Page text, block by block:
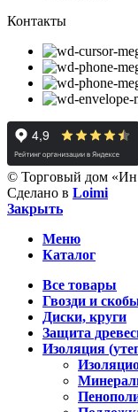
Контакты
© Торговый дом «Ин
Сделано в Loimi
Закрыть
Меню
Каталог
Все товары
Гвозди и
Диски, круги
Защита
Изоляция